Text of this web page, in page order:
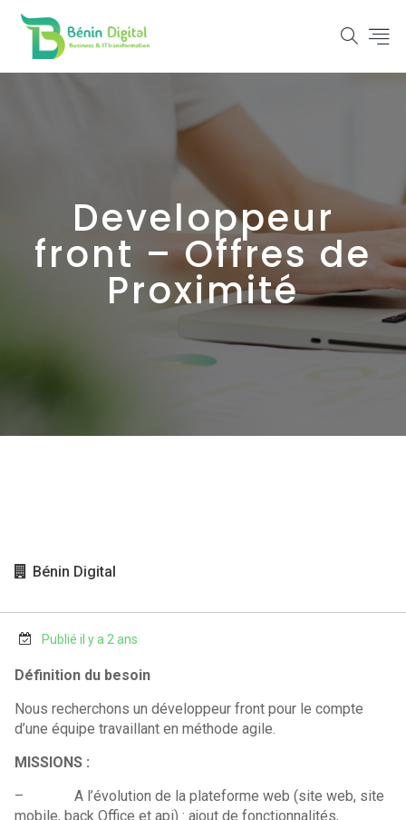
Developpeur
front – Offres de
Proximité
Bénin Digital
Publié il y a 2 ans
Définition du besoin
Nous recherchons un développeur front pour le compte
d’une équipe travaillant en méthode agile.
MISSIONS :
– A l’évolution de la plateforme web (site web, site
mobile, back Office et api) : ajout de fonctionnalités,